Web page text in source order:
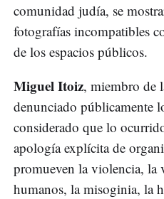
comunidad judía, se
fotografías incompatibles
de los espacios públicos.
Miguel Itoiz, miembro de
denunciado públicamente
considerado que lo
apología explícita de
promueven la violencia, la
humanos, la misoginia, la